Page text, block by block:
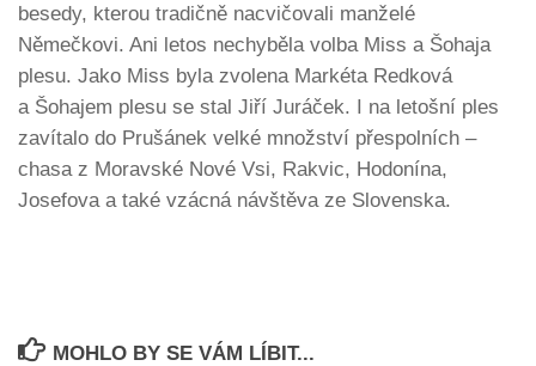
besedy, kterou tradičně nacvičovali manželé
Němečkovi. Ani letos nechyběla volba Miss a Šohaja
plesu. Jako Miss byla zvolena Markéta Redková
a Šohajem plesu se stal Jiří Juráček. I na letošní ples
zavítalo do Prušánek velké množství přespolních –
chasa z Moravské Nové Vsi, Rakvic, Hodonína,
Josefova a také vzácná návštěva ze Slovenska.
MOHLO BY SE VÁM LÍBIT...